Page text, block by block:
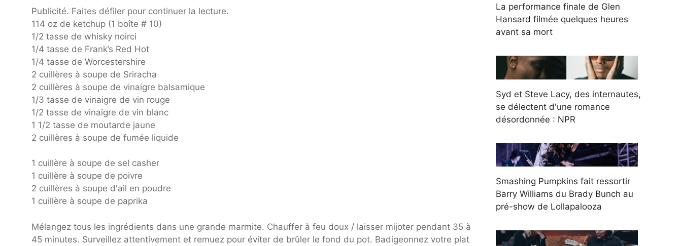
Publicité. Faites défiler pour continuer la lecture.
114 oz de ketchup (1 boîte # 10)
1/2 tasse de whisky noirci
1/4 tasse de Frank’s Red Hot
1/4 tasse de Worcestershire
2 cuillères à soupe de Sriracha
2 cuillères à soupe de vinaigre balsamique
1/3 tasse de vinaigre de vin rouge
1/2 tasse de vinaigre de vin blanc
1 1/2 tasse de moutarde jaune
2 cuillères à soupe de fumée liquide
1 cuillère à soupe de sel casher
1 cuillère à soupe de poivre
2 cuillères à soupe d'ail en poudre
1 cuillère à soupe de paprika
Mélangez tous les ingrédients dans une grande marmite. Chauffer à feu doux / laisser mijoter pendant 35 à
45 minutes. Surveillez attentivement et remuez pour éviter de brûler le fond du pot. Badigeonnez votre plat
La performance finale de Glen
Hansard filmée quelques heures
avant sa mort
Syd et Steve Lacy, des internautes,
se délectent d'une romance
désordonnée : NPR
Smashing Pumpkins fait ressortir
Barry Williams du Brady Bunch au
pré-show de Lollapalooza